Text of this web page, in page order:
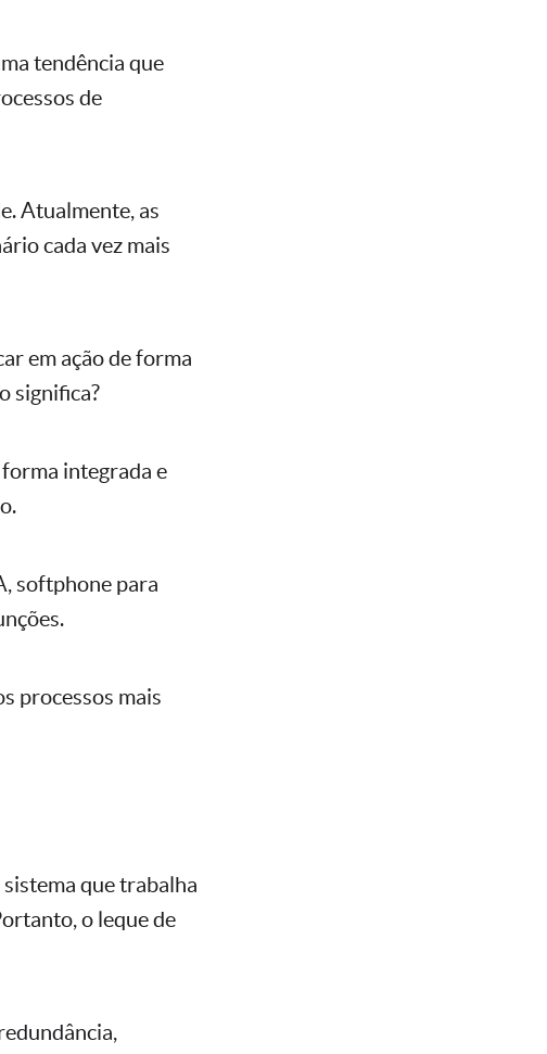
tendência que
de
Atualmente, as
cada vez mais
em ação de forma
significa?
integrada e
softphone para
processos mais
que trabalha
o leque de